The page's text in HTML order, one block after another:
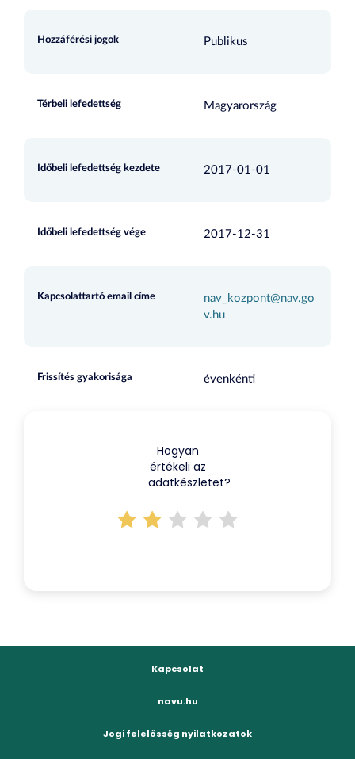
Hozzáférési jogok Publikus
Térbeli lefedettség Magyarország
Időbeli lefedettség kezdete 2017-01-01
Időbeli lefedettség vége 2017-12-31
Kapcsolattartó email címe
nav_kozpont@nav.go
v.hu
Frissítés gyakorisága évenkénti
Hogyan
értékeli az
adatkészletet?
Kapcsolat
navu.hu
Jogi felelősség nyilatkozatok